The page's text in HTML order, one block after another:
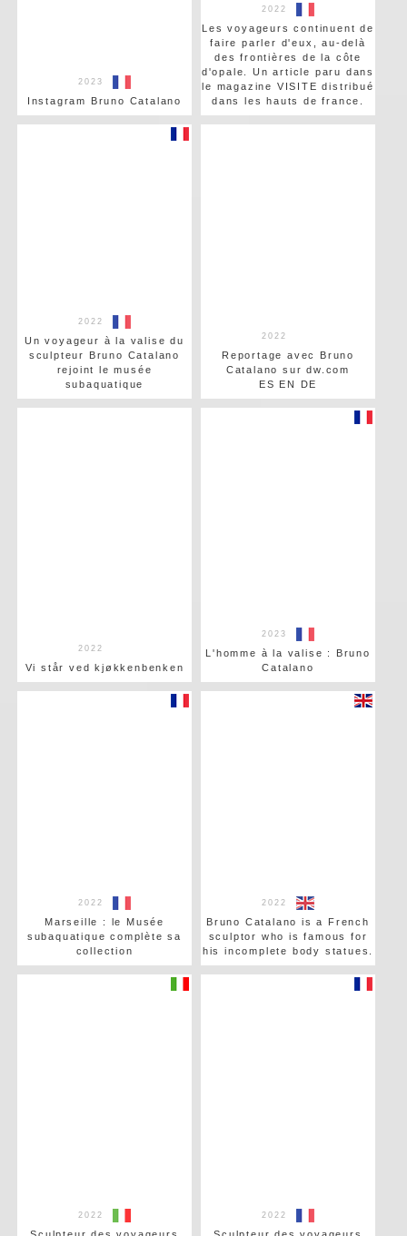
2023
Instagram Bruno Catalano
2022
Les voyageurs continuent de
faire parler d'eux, au-delà
des frontières de la côte
d'opale. Un article paru dans
le magazine VISITE distribué
dans les hauts de france.
2022
Un voyageur à la valise du
sculpteur Bruno Catalano
rejoint le musée
subaquatique
2022
Reportage avec Bruno
Catalano sur dw.com
ES EN DE
2022
Vi står ved kjøkkenbenken
2023
L'homme à la valise : Bruno
Catalano
2022
Marseille : le Musée
subaquatique complète sa
collection
2022
Bruno Catalano is a French
sculptor who is famous for
his incomplete body statues.
2022 2022